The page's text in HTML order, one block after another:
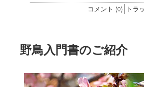
コメント (0) トラ
野鳥入門書のご紹介